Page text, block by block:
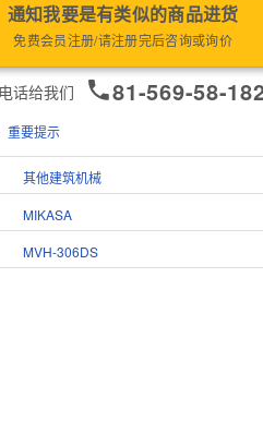
通知我要是有类似的商品进货
免费会员注册/请注册完后咨询或询价
话给我们 81-569-58-
重要提示
其他建筑机械
MIKASA
MVH-306DS